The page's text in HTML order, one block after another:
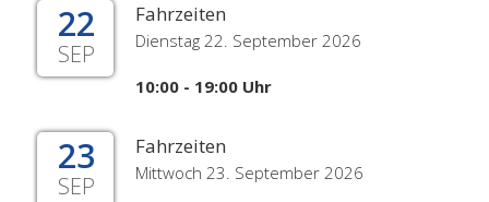
22
SEP
Fahrzeiten
Dienstag 22. September 2026
10:00 - 19:00 Uhr
23
SEP
Fahrzeiten
Mittwoch 23. September 2026